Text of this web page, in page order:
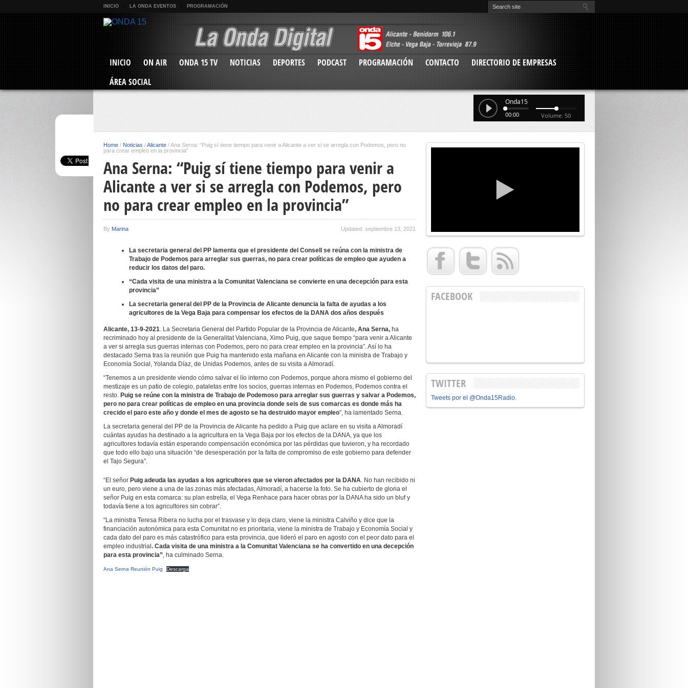
INICIO LA ONDA EVENTOS PROGRAMACIÓN
INICIO ON AIR ONDA 15 TV NOTICIAS DEPORTES PODCAST PROGRAMACIÓN CONTACTO
DIRECTORIO DE EMPRESAS
ÁREA SOCIAL
Onda15
00:00 Volume: 50
Home / Noticias /Alicante /Ana Serna: “Puig sí tiene tiempo para venir a Alicante a ver si se arregla con Podemos, pero no
para crear empleo en la provincia”
Ana Serna: “Puig sí tiene tiempo para venir a
Alicante a ver si se arregla con Podemos, pero
no para crear empleo en la provincia”
By Marina Updated: septiembre 13, 2021
La secretaria general del PP lamenta que el presidente del Consell se reúna con la ministra de
Trabajo de Podemos para arreglar sus guerras, no para crear políticas de empleo que ayuden a
reducir los datos del paro.
“Cada visita de una ministra a la Comunitat Valenciana se convierte en una decepción para esta
provincia”
La secretaria general del PP de la Provincia de Alicante denuncia la falta de ayudas a los
agricultores de la Vega Baja para compensar los efectos de la DANA dos años después
Alicante, 13-9-2021. La Secretaria General del Partido Popular de la Provincia de Alicante, Ana Serna, ha
recriminado hoy al presidente de la Generalitat Valenciana, Ximo Puig, que saque tiempo “para venir a Alicante
a ver si arregla sus guerras internas con Podemos, pero no para crear empleo en la provincia”. Así lo ha
destacado Serna tras la reunión que Puig ha mantenido esta mañana en Alicante con la ministra de Trabajo y
Economía Social, Yolanda Díaz, de Unidas Podemos, antes de su visita a Almoradí.
“Tenemos a un presidente viendo cómo salvar el lío interno con Podemos, porque ahora mismo el gobierno del
mestizaje es un patio de colegio, pataletas entre los socios, guerras internas en Podemos, Podemos contra el
resto. Puig se reúne con la ministra de Trabajo de Podemoso para arreglar sus guerras y salvar a Podemos,
pero no para crear políticas de empleo en una provincia donde seis de sus comarcas es donde más ha
crecido el paro este año y donde el mes de agosto se ha destruido mayor empleo”, ha lamentado Serna.
La secretaria general del PP de la Provincia de Alicante ha pedido a Puig que aclare en su visita a Almoradí
cuántas ayudas ha destinado a la agricultura en la Vega Baja por los efectos de la DANA, ya que los
agricultores todavía están esperando compensación económica por las pérdidas que tuvieron, y ha recordado
que todo ello bajo una situación “de desesperación por la falta de compromiso de este gobierno para defender
el Tajo Segura”.
“El señor Puig adeuda las ayudas a los agricultores que se vieron afectados por la DANA. No han recibido ni
un euro, pero viene a una de las zonas más afectadas, Almoradí, a hacerse la foto. Se ha cubierto de gloria el
señor Puig en esta comarca: su plan estrella, el Vega Renhace para hacer obras por la DANA ha sido un bluf y
todavía tiene a los agricultores sin cobrar”.
“La ministra Teresa Ribera no lucha por el trasvase y lo deja claro, viene la ministra Calviño y dice que la
financiación autonómica para esta Comunitat no es prioritaria, viene la ministra de Trabajo y Economía Social y
cada dato del paro es más catastrófico para esta provincia, que lideró el paro en agosto con el peor dato para el
empleo industrial . Cada visita de una ministra a la Comunitat Valenciana se ha convertido en una decepción
para esta provincia”, ha culminado Serna.
Ana Serna Reunión Puig Descarga
FACEBOOK
TWITTER
Tweets por el @Onda15Radio.